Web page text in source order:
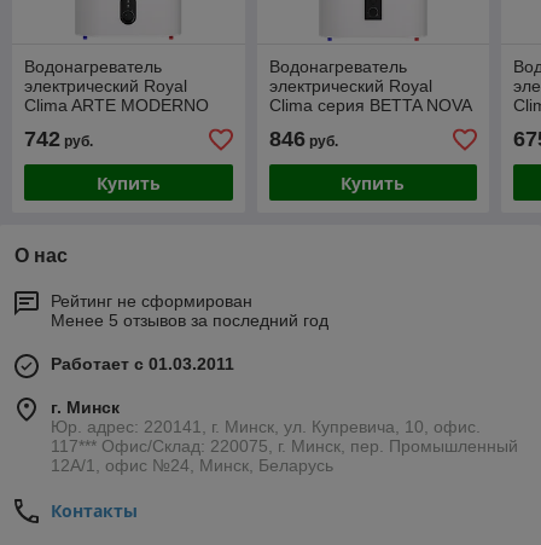
Водонагреватель
электрический Royal
Clima ARTE MODERNO
742 руб.
Купить
Водонагреватель
электрический Royal
Clima серия BETTA NOVA
846руб.
Купить
О нас
Рейтинг не сформирован
Менее 5 отзывов за последний год
Работает с 01.03.2011
г. Минск
Юр. адрес: 220141, г. Минск, ул. Купревича, 10, офис.
117*** Офис/Склад: 220075, г. Минск, пер. Промышленный
12А/1, офис №24, Минск, Беларусь
Контакты